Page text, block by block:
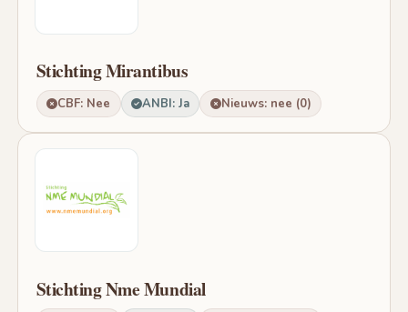
Stichting Mirantibus
CBF: Nee ANBI: Ja Nieuws: nee (0)
Stichting Nme Mundial